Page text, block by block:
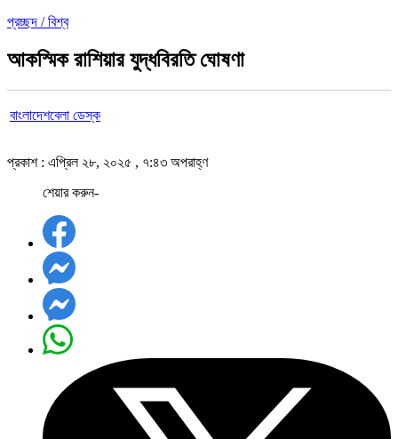
প্রচ্ছদ /বিশ্ব
আকস্মিক রাশিয়ার যুদ্ধবিরতি ঘোষণা
বাংলাদেশবেলা ডেস্ক
প্রকাশ : এপ্রিল ২৮, ২০২৫ , ৭:৪৩ অপরাহ্ণ
শেয়ার করুন-